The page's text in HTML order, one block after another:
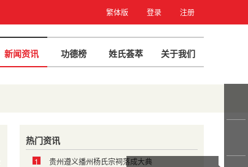
繁体版 登录 注册
新闻资讯 功德榜 姓氏荟萃 关于我们
热门资讯
1
贵州遵义播州杨氏宗祠落成大典